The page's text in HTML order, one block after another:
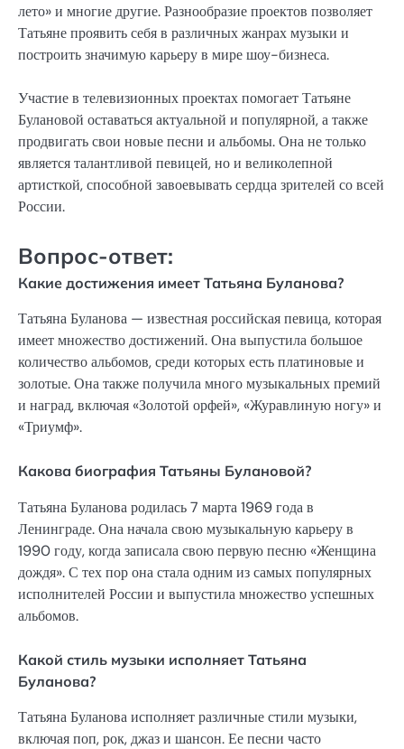
лето» и многие другие. Разнообразие проектов позволяет
Татьяне проявить себя в различных жанрах музыки и
построить значимую карьеру в мире шоу-бизнеса.
Участие в телевизионных проектах помогает Татьяне
Булановой оставаться актуальной и популярной, а также
продвигать свои новые песни и альбомы. Она не только
является талантливой певицей, но и великолепной
артисткой, способной завоевывать сердца зрителей со всей
России.
Вопрос-ответ:
Какие достижения имеет Татьяна Буланова?
Татьяна Буланова — известная российская певица, которая
имеет множество достижений. Она выпустила большое
количество альбомов, среди которых есть платиновые и
золотые. Она также получила много музыкальных премий
и наград, включая «Золотой орфей», «Журавлиную ногу» и
«Триумф».
Какова биография Татьяны Булановой?
Татьяна Буланова родилась 7 марта 1969 года в
Ленинграде. Она начала свою музыкальную карьеру в
1990 году, когда записала свою первую песню «Женщина
дождя». С тех пор она стала одним из самых популярных
исполнителей России и выпустила множество успешных
альбомов.
Какой стиль музыки исполняет Татьяна
Буланова?
Татьяна Буланова исполняет различные стили музыки,
включая поп, рок, джаз и шансон. Ее песни часто